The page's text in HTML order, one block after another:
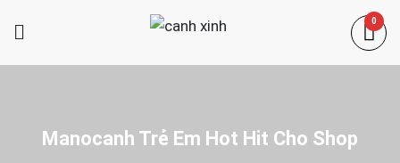
canh xinh
Shop bán manơcanh, phụ kiện mở
0
Manocanh Trẻ Em Hot Hit Cho Shop